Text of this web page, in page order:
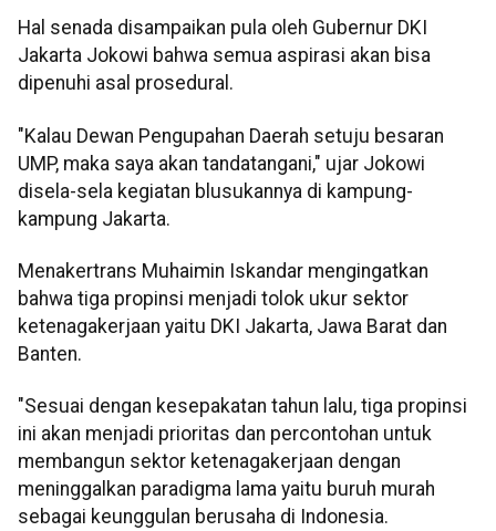
Hal senada disampaikan pula oleh Gubernur DKI
Jakarta Jokowi bahwa semua aspirasi akan bisa
dipenuhi asal prosedural.
"Kalau Dewan Pengupahan Daerah setuju besaran
UMP, maka saya akan tandatangani," ujar Jokowi
disela-sela kegiatan blusukannya di kampung-
kampung Jakarta.
Menakertrans Muhaimin Iskandar mengingatkan
bahwa tiga propinsi menjadi tolok ukur sektor
ketenagakerjaan yaitu DKI Jakarta, Jawa Barat dan
Banten.
"Sesuai dengan kesepakatan tahun lalu, tiga propinsi
ini akan menjadi prioritas dan percontohan untuk
membangun sektor ketenagakerjaan dengan
meninggalkan paradigma lama yaitu buruh murah
sebagai keunggulan berusaha di Indonesia.